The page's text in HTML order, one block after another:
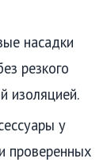
насадки
резкого
изоляцией.
у
проверенных